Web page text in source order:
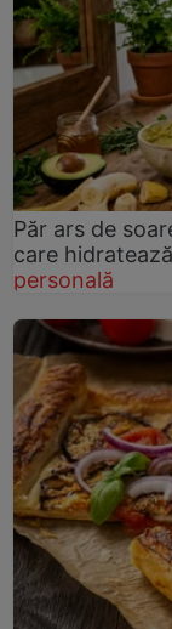
Păr ars de
care
personală